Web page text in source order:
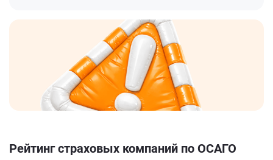
Рейтинг страховых компаний по ОСАГО